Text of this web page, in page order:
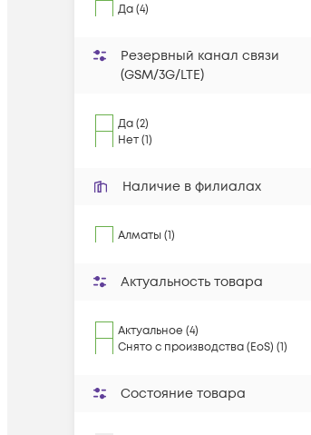
Да (4)
Резервный канал связи
(GSM/3G/LTE)
Да (2)
Нет (1)
Наличие в филиалах
Алматы (1)
Актуальность товара
Актуальное (4)
Снято с производства (EoS) (1)
Состояние товара